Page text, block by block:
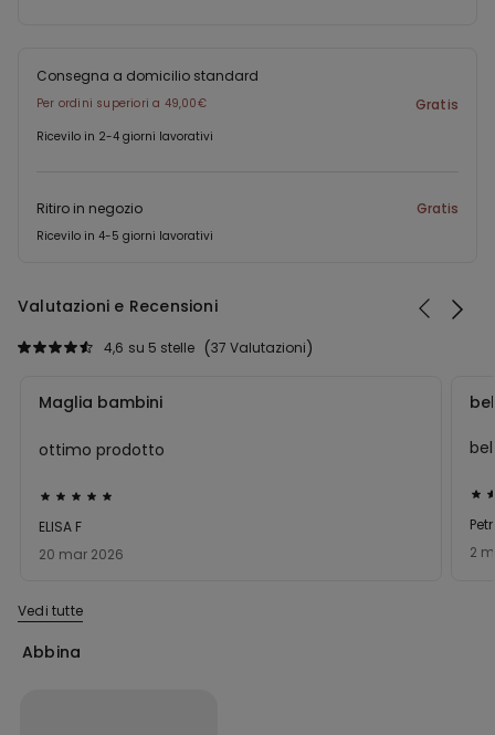
Consegna a domicilio standard
Per ordini superiori a 49,00€ Gratis
Ricevilo in 2-4 giorni lavorativi
Ritiro in negozio Gratis
Ricevilo in 4-5 giorni lavorativi
Valutazioni e Recensioni
37 Valutazioni
4,6 su 5 stelle
Valutato
5
su
20 mar 2026
ELISA F
Maglia bambini
ottimo prodotto
5
su
2
Vedi tutte
Abbina